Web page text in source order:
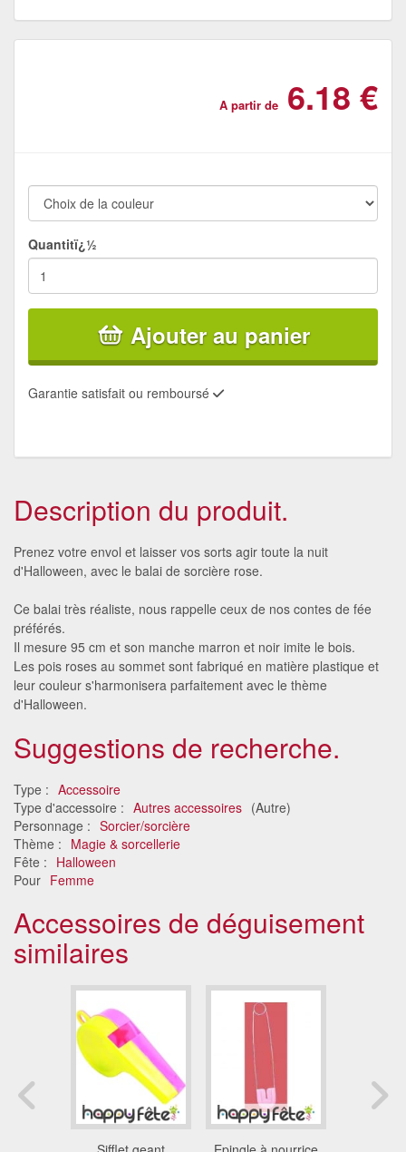
A partir de 6.18 €
Quantitï¿½
Ajouter au panier
Garantie satisfait ou remboursé
Description du produit.
Prenez votre envol et laisser vos sorts agir toute la nuit
d'Halloween, avec le balai de sorcière rose.
Ce balai très réaliste, nous rappelle ceux de nos contes de fée
préférés.
Il mesure 95 cm et son manche marron et noir imite le bois.
Les pois roses au sommet sont fabriqué en matière plastique et
leur couleur s'harmonisera parfaitement avec le thème
d'Halloween.
Suggestions de recherche.
Type : Accessoire
Type d'accessoire : Autres accessoires (Autre)
Personnage : Sorcier/sorcière
Thème : Magie & sorcellerie
Fête : Halloween
Pour Femme
Accessoires de déguisement
similaires